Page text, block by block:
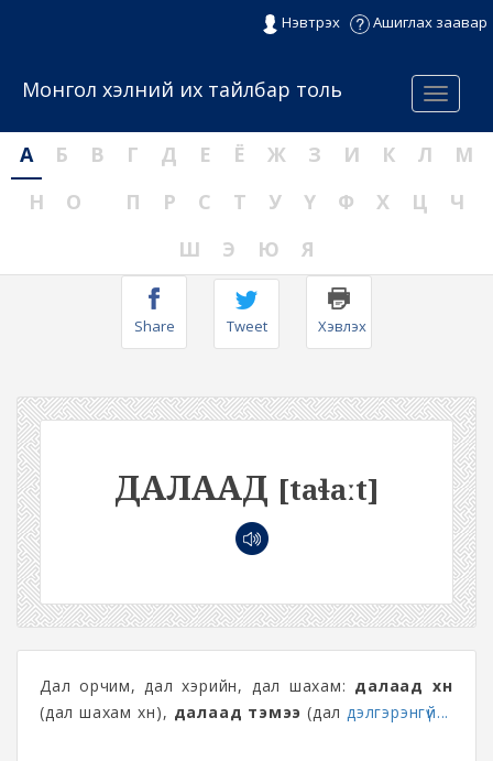
Нэвтрэх Ашиглах заавар
Menu
Монгол хэлний их тайлбар толь
А Б В Г Д Е Ё Ж З И К Л
М
Н
О П Р С Т У Ү Ф Х Ц
Ч
Ш
Э Ю Я
Share Tweet Хэвлэх
ДАЛААД [taɬaːt]
Дал орчим, дал хэрийн, дал шахам: далаад хүн
(дал шахам хүн), далаад тэмээ (далдэлгэрэнгүй...